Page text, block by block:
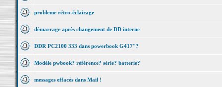
probleme rétro-éclairage
démarrage après changement de DD interne
DDR PC2100 333 dans powerbook G417"?
Modèle pwbook? référence? série? batterie?
messages effacés dans Mail !